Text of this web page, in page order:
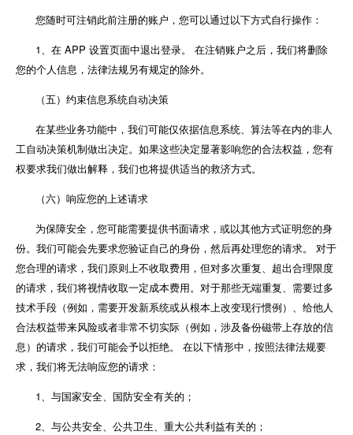
您随时可注销此前注册的账户，您可以通过以下方式自行操作：
1、在 APP 设置页面中退出登录。 在注销账户之后，我们将删除
您的个人信息，法律法规另有规定的除外。
（五）约束信息系统自动决策
在某些业务功能中，我们可能仅依据信息系统、算法等在内的非人
工自动决策机制做出决定。如果这些决定显著影响您的合法权益，您有
权要求我们做出解释，我们也将提供适当的救济方式。
（六）响应您的上述请求
为保障安全，您可能需要提供书面请求，或以其他方式证明您的身
份。我们可能会先要求您验证自己的身份，然后再处理您的请求。 对于
您合理的请求，我们原则上不收取费用，但对多次重复、超出合理限度
的请求，我们将视情收取一定成本费用。对于那些无端重复、需要过多
技术手段（例如，需要开发新系统或从根本上改变现行惯例）、给他人
合法权益带来风险或者非常不切实际（例如，涉及备份磁带上存放的信
息）的请求，我们可能会予以拒绝。 在以下情形中，按照法律法规要
求，我们将无法响应您的请求：
1、与国家安全、国防安全有关的；
2、与公共安全、公共卫生、重大公共利益有关的；